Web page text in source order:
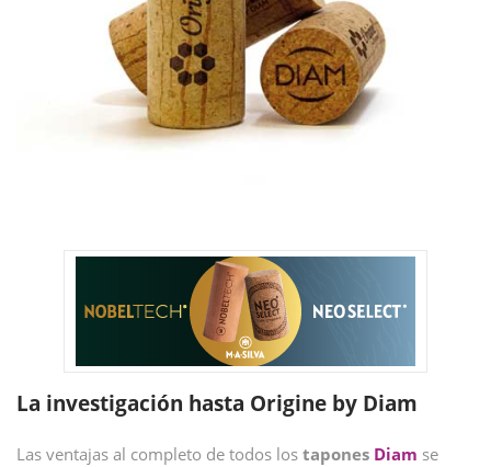
La investigación hasta Origine by Diam
Las ventajas al completo de todos los tapones Diam se